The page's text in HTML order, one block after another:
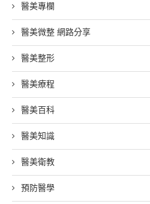
醫美專欄
醫美微整 網路分享
醫美整形
醫美療程
醫美百科
醫美知識
醫美衛教
預防醫學